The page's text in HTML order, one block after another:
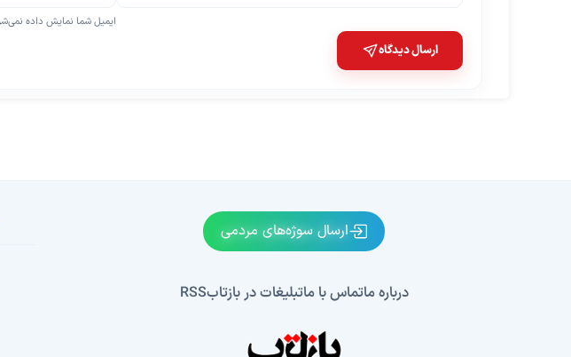
ایمیل شما نمایش داده
ارسال دیدگاه
ارسال سوژه‌های مردمی
درباره ماتماس با ماتبلیغات در بازتابRSS